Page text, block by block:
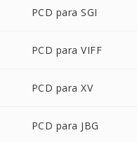
PCD para SGI
PCD para VIFF
PCD para XV
PCD para JBG